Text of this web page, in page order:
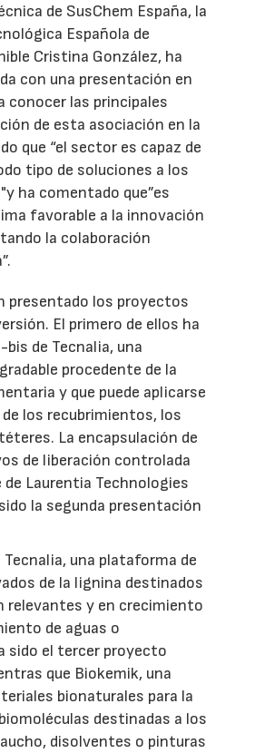
de SusChem España, la
Española de
Cristina González, ha
con una presentación en
conocer las principales
de esta asociación en la
que “el sector es capaz de
tipo de soluciones a los
ha comentado que”es
favorable a la innovación
la colaboración
presentado los proyectos
El primero de ellos ha
de Tecnalia, una
procedente de la
y que puede aplicarse
los recubrimientos, los
La encapsulación de
de liberación controlada
Laurentia Technologies
la segunda presentación
una plataforma de
de la lignina destinados
relevantes y en crecimiento
de aguas o
sido el tercer proyecto
que Biokemik, una
bionaturales para la
destinadas a los
disolventes o pinturas